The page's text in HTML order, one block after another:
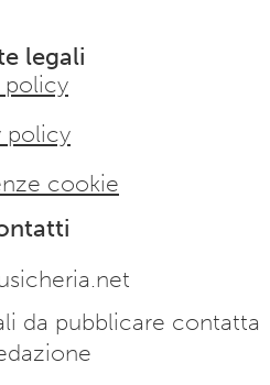
legali
policy
cookie
da pubblicare contatta